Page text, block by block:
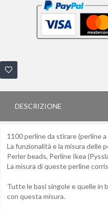
DESCRIZIONE
1100 perline da stirare (perline
La funzionalità e la misura delle
Perler beads, Perline Ikea
La misura di queste perline
Tutte le basi singole e quelle in
con questa misura.